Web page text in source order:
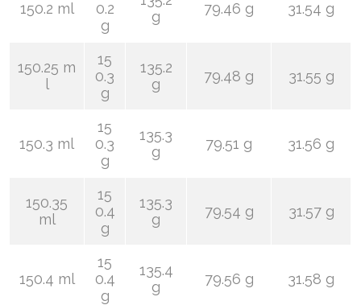
150.2 ml
0.2
g
g
79.46 g 31.54 g
150.25 m
l
15
0.3
g
135.2
g
79.48 g 31.55 g
150.3 ml
15
0.3
g
135.3
g
79.51 g 31.56 g
150.35
ml
15
0.4
g
135.3
g
79.54 g 31.57 g
150.4 ml
15
0.4
g
135.4
g
79.56 g 31.58 g